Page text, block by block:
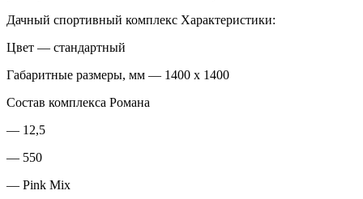
Дачный спортивный комплекс Характеристики:
Цвет — стандартный
Габаритные размеры, мм — 1400 х 1400
Состав комплекса Романа
— 12,5
— 550
— Pink Mix